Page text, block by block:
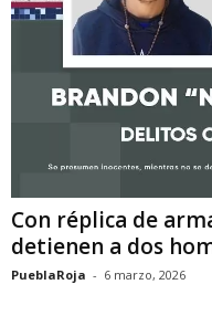
Con réplica de
detienen a dos
PueblaRoja - 6 marzo, 2026